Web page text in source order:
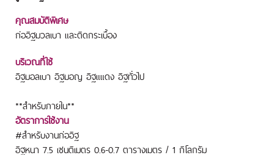
คุณสมบัติพิเศษ
ก่ออิฐมวลเบา และติดกระเบื้อง
บริเวณที่ใช้
อิฐมอลเบา อิฐมอญ อิฐแแดง อิฐทั่วไป
**สำหรับภายใน**
อัตราการใช้งาน
#สำหรับงานก่ออิฐ
อิฐหนา 7.5 เซนติเมตร 0.6-0.7 ตารางเมตร / 1 กิโลกรัม